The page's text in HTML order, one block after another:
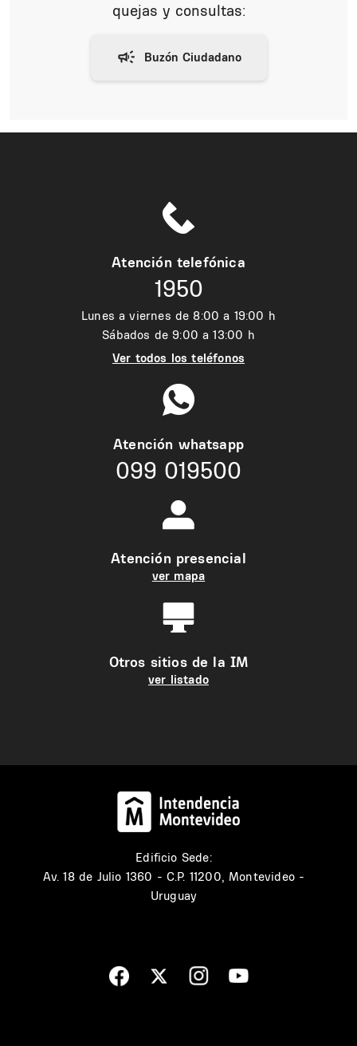
quejas y consultas:
Atención telefónica
1950
Lunes a viernes de 8:00 a 19:00 h
Sábados de 9:00 a 13:00 h
Ver todos los teléfonos
Atención whatsapp
099 019500
Atención presencial
ver mapa
Otros sitios de la IM
ver listado
Edificio Sede:
Av. 18 de Julio 1360 - C.P. 11200, Montevideo -
Uruguay